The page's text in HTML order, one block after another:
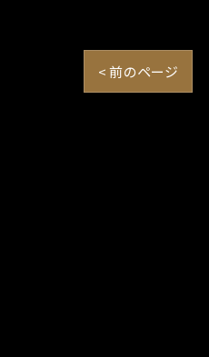
< 前のページ